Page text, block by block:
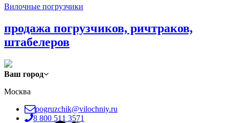
Вилочные погрузчики
продажа погрузчиков, ричтраков,
штабелеров
Ваш город
Москва
pogruzchik@vilochniy.ru
8 800 511 3571